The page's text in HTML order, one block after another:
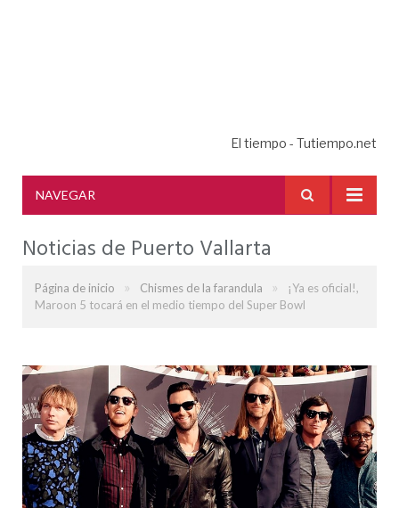
El tiempo - Tutiempo.net
NAVEGAR
Noticias de Puerto Vallarta
Página de inicio » Chismes de la farandula »
¡Ya es oficial!,
Maroon 5 tocará en el medio tiempo del Super Bowl